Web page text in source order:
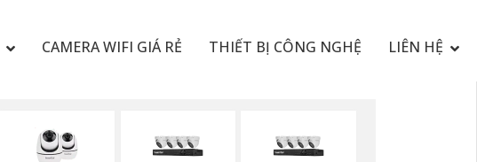
CAMERA WIFI GIÁ RẺ THIẾT BỊ CÔNG NGHỆ LIÊN HỆ